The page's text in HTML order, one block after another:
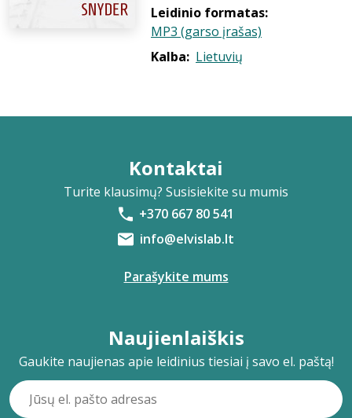
Leidinio formatas:
MP3 (garso įrašas)
Kalba: Lietuvių
Kontaktai
Turite klausimų? Susisiekite su mumis
+370 667 80 541
info@elvislab.lt
Parašykite mums
Naujienlaiškis
Gaukite naujienas apie leidinius tiesiai į savo el. paštą!